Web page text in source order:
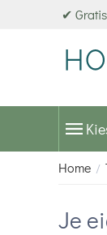
✔
Home /
Je